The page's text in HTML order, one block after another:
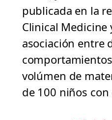
publicada en la
Clinical Medicine
asociación entre
volúmen de
de 100 niños